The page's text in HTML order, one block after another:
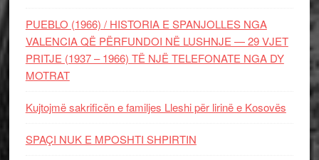
PUEBLO (1966) / HISTORIA E SPANJOLLES NGA
VALENCIA QË PËRFUNDOI NË LUSHNJE — 29 VJET
PRITJE (1937 – 1966) TË NJË TELEFONATE NGA DY
MOTRAT
Kujtojmë sakrificën e familjes Lleshi për lirinë e Kosovës
SPAÇI NUK E MPOSHTI SHPIRTIN